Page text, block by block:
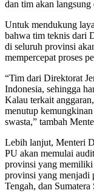
dan tim akan
Untuk mendukung
bahwa tim teknis dari
di seluruh provinsi
mempercepat proses
“Tim dari Direktorat
Indonesia, sehingga
Kalau terkait
menutup
swasta,” tambah
Lebih lanjut, Menteri
PU akan memulai
provinsi yang memiliki
provinsi yang menjadi
Tengah, dan Sumatera